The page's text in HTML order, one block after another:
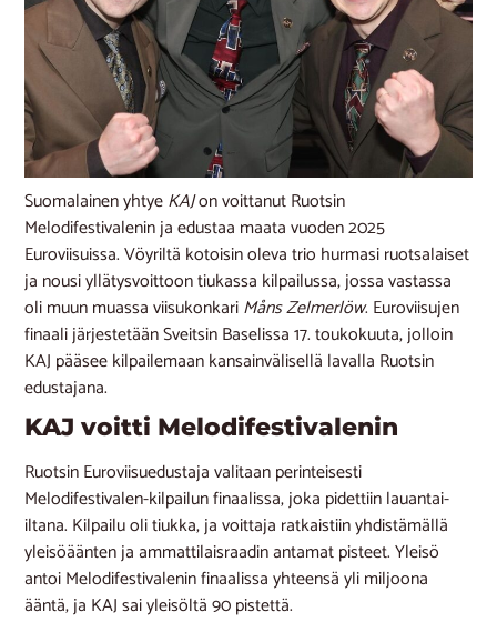
Suomalainen yhtyeKAJon voittanut Ruotsin
Melodifestivalenin ja edustaa maata vuoden 2025
Euroviisuissa. Vöyriltä kotoisin oleva trio hurmasi ruotsalaiset
ja nousi yllätysvoittoon tiukassa kilpailussa, jossa vastassa
oli muun muassa viisukonkariMåns Zelmerlöw. Euroviisujen
finaali järjestetään Sveitsin Baselissa 17. toukokuuta, jolloin
KAJ pääsee kilpailemaan kansainvälisellä lavalla Ruotsin
edustajana.
KAJ voitti Melodifestivalenin
Ruotsin Euroviisuedustaja valitaan perinteisesti
Melodifestivalen-kilpailun finaalissa, joka pidettiin lauantai-
iltana. Kilpailu oli tiukka, ja voittaja ratkaistiin yhdistämällä
yleisöäänten ja ammattilaisraadin antamat pisteet. Yleisö
antoi Melodifestivalenin finaalissa yhteensä yli miljoona
ääntä, ja KAJ sai yleisöltä 90 pistettä.